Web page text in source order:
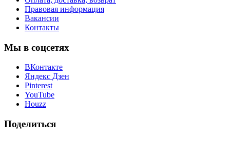
Правовая информация
Вакансии
Контакты
Мы в соцсетях
ВКонтакте
Яндекс Дзен
Pinterest
YouTube
Houzz
Поделиться